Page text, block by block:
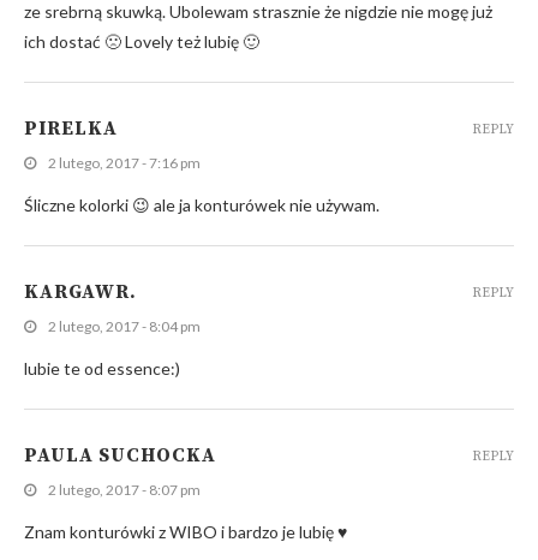
ze srebrną skuwką. Ubolewam strasznie że nigdzie nie mogę już
ich dostać 🙁 Lovely też lubię 🙂
PIRELKA
2 lutego, 2017 - 7:16 pm
Śliczne kolorki 😉 ale ja konturówek nie używam.
REPLY
KARGAWR.
2 lutego, 2017 - 8:04 pm
lubie te od essence:)
REPLY
PAULA SUCHOCKA
2 lutego, 2017 - 8:07 pm
Znam konturówki z WIBO i bardzo je lubię ♥
REPLY